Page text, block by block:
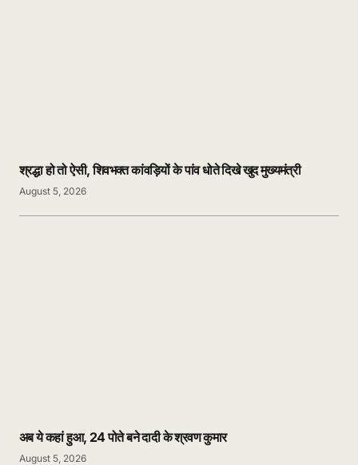
श्रद्धा हो तो ऐसी, शिवभक्त कांवड़ियों के पांव धोते दिखे खुद मुख्यमंत्री
August 5, 2026
अब ये कहां हुआ, 24 पोते बने दादी के श्रवण कुमार
August 5, 2026